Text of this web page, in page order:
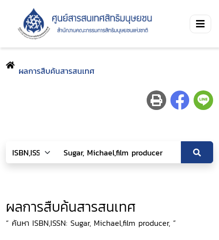
ผลการสืบค้นสารสนเทศ
ผลการสืบค้นสารสนเทศ
“ ค้นหา ISBN,ISSN: Sugar, Michael,film producer, ”